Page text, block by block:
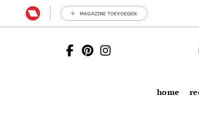
MAGAZINE TOEVOEGEN
home